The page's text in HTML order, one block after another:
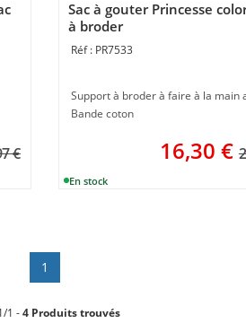
€
Sac à gouter Princesse
à broder
PR7533
Bande coton
16,30 €
1
1 -4 Produits trouvés